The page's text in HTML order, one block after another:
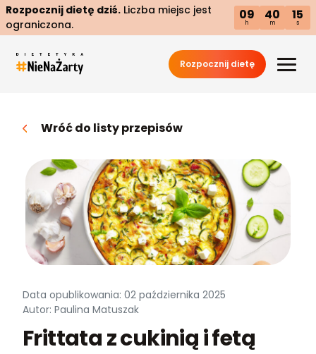
Rozpocznij dietę dziś. Liczba miejsc jest
ograniczona.
09
h
40
m
14
s
Rozpocznij dietę
Wróć do listy przepisów
Data opublikowania: 02 października 2025
Autor: Paulina Matuszak
Frittata z cukinią i fetą